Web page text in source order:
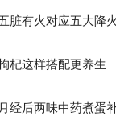
脏有火对应五大降
杞这样搭配更养生
月经后两味中药煮蛋